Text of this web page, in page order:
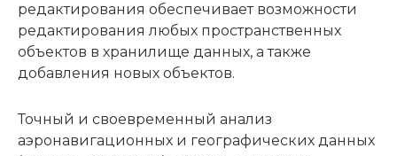
редактирования обеспечивает возможности
редактирования любых пространственных
объектов в хранилище данных, а также
добавления новых объектов.
Точный и своевременный анализ
аэронавигационных и географических данных